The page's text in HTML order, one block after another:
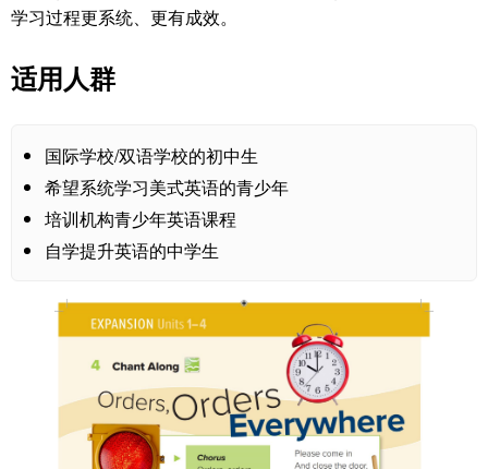
学习过程更系统、更有成效。
适用人群
国际学校/双语学校的初中生
希望系统学习美式英语的青少年
培训机构青少年英语课程
自学提升英语的中学生